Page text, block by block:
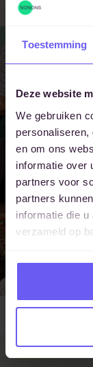
Toestemming
Deze website
We gebruiken
en om ons
informatie over
partners voor
partners
informatie die
verzameld op